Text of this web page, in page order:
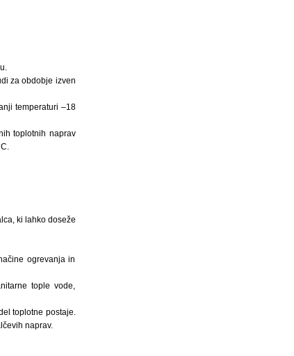
za obdobje izven
temperaturi –18
toplotnih naprav
ki lahko doseže
ogrevanja in
tople vode,
toplotne postaje.
naprav.